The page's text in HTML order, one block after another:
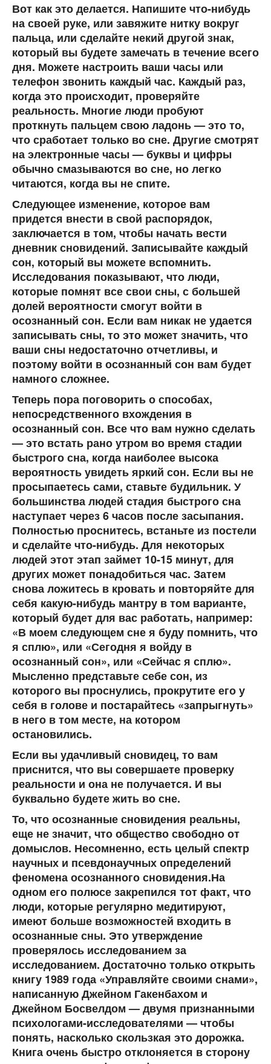
Вот как это делается. Напишите что-нибудь
на своей руке, или завяжите нитку вокруг
пальца, или сделайте некий другой знак,
который вы будете замечать в течение всего
дня. Можете настроить ваши часы или
телефон звонить каждый час. Каждый раз,
когда это происходит, проверяйте
реальность. Многие люди пробуют
проткнуть пальцем свою ладонь — это то,
что сработает только во сне. Другие смотрят
на электронные часы — буквы и цифры
обычно смазываются во сне, но легко
читаются, когда вы не спите.
Следующее изменение, которое вам
придется внести в свой распорядок,
заключается в том, чтобы начать вести
дневник сновидений. Записывайте каждый
сон, который вы можете вспомнить.
Исследования показывают, что люди,
которые помнят все свои сны, с большей
долей вероятности смогут войти в
осознанный сон. Если вам никак не удается
записывать сны, то это может значить, что
ваши сны недостаточно отчетливы, и
поэтому войти в осознанный сон вам будет
намного сложнее.
Теперь пора поговорить о способах,
непосредственного вхождения в
осознанный сон. Все что вам нужно сделать
— это встать рано утром во время стадии
быстрого сна, когда наиболее высока
вероятность увидеть яркий сон. Если вы не
просыпаетесь сами, ставьте будильник. У
большинства людей стадия быстрого сна
наступает через 6 часов после засыпания.
Полностью проснитесь, встаньте из постели
и сделайте что-нибудь. Для некоторых
людей этот этап займет 10-15 минут, для
других может понадобиться час. Затем
снова ложитесь в кровать и повторяйте для
себя какую-нибудь мантру в том варианте,
который будет для вас работать, например:
«В моем следующем сне я буду помнить, что
я сплю», или «Сегодня я войду в
осознанный сон», или «Сейчас я сплю».
Мысленно представьте себе сон, из
которого вы проснулись, прокрутите его у
себя в голове и постарайтесь «запрыгнуть»
в него в том месте, на котором
остановились.
Если вы удачливый сновидец, то вам
приснится, что вы совершаете проверку
реальности и она не получается. И вы
буквально будете жить во сне.
То, что осознанные сновидения реальны,
еще не значит, что общество свободно от
домыслов. Несомненно, есть целый спектр
научных и псевдонаучных определений
феномена осознанного сновидения.На
одном его полюсе закрепился тот факт, что
люди, которые регулярно медитируют,
имеют больше возможностей входить в
осознанные сны. Это утверждение
проверялось исследованием за
исследованием. Достаточно только открыть
книгу 1989 года «Управляйте своими снами»,
написанную Джейном Гакенбахом и
Джейном Босвелдом — двумя признанными
психологами-исследователями — чтобы
понять, насколько скользкая это дорожка.
Книга очень быстро отклоняется в сторону